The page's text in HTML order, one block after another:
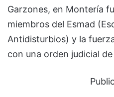
Garzones, en Montería
miembros del Esmad
Antidisturbios) y la
con una orden judicial